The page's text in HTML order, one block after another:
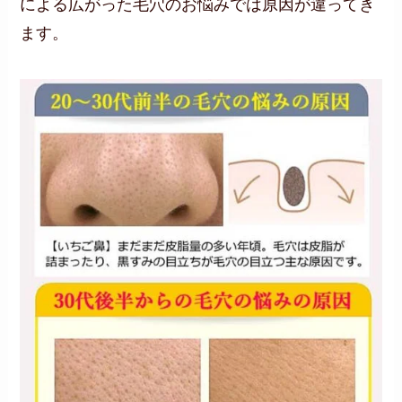
による広がった毛穴のお悩みでは原因が違ってき
ます。